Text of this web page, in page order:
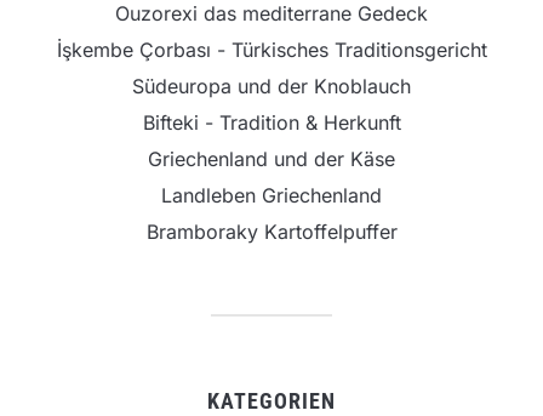
Ouzorexi das mediterrane Gedeck
İşkembe Çorbası - Türkisches Traditionsgericht
Südeuropa und der Knoblauch
Bifteki - Tradition & Herkunft
Griechenland und der Käse
Landleben Griechenland
Bramboraky Kartoffelpuffer
KATEGORIEN